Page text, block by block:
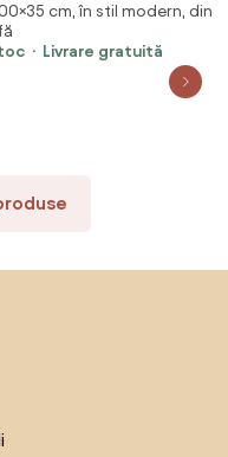
cm, microfibră
cm, în stil modern, din
Livrare gratuită